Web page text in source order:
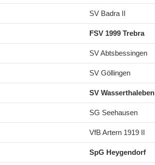
SV Badra II
FSV 1999 Trebra
SV Abtsbessingen
SV Göllingen
SV Wasserthaleben
SG Seehausen
VfB Artern 1919 II
SpG Heygendorf